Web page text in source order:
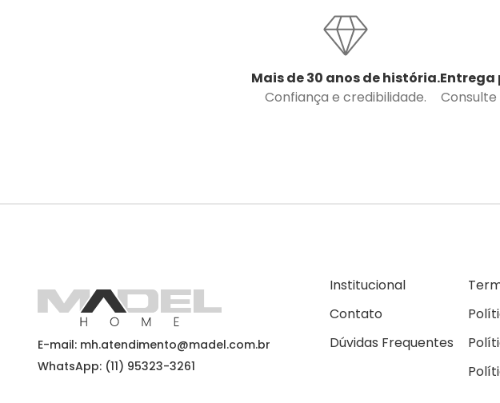
Mais de 30 anos de história.
Confiança e credibilidade.
Entrega
Consulte
E-mail: mh.atendimento@madel.com.br
WhatsApp: (11) 95323-3261
Institucional
Contato
Dúvidas Frequentes